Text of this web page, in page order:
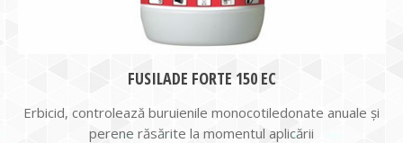
FUSILADE FORTE 150 EC
Erbicid, controlează buruienile monocotiledonate anuale şi
perene răsărite la momentul aplicării